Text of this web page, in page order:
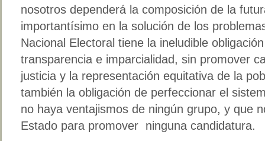
nosotros dependerá la composición de la
importantísimo en la solución de los
Nacional Electoral tiene la ineludible
transparencia e imparcialidad, sin promover
justicia y la representación equitativa de la
también la obligación de perfeccionar el
no haya ventajismos de ningún grupo, y que
Estado para promover ninguna candidatura.